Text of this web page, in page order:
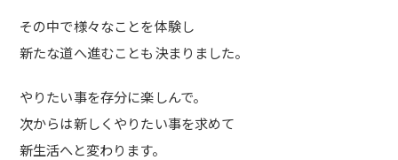
その中で様々なことを体験し
新たな道へ進むことも決まりました。
やりたい事を存分に楽しんで。
次からは新しくやりたい事を求めて
新生活へと変わります。